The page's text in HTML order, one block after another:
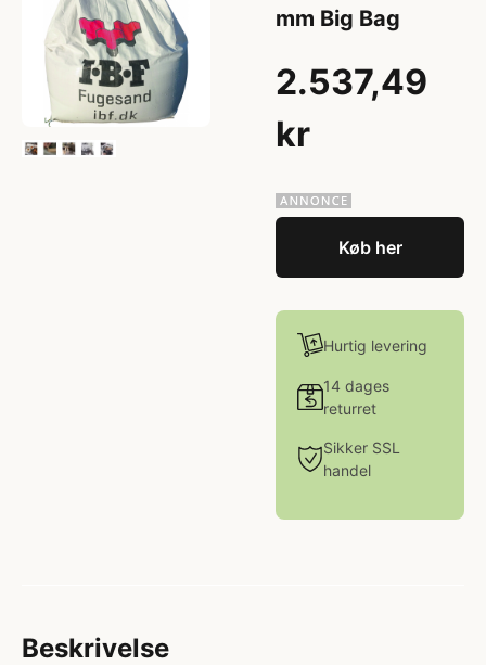
mm Big Bag
2.537,49
kr
Køb her
Hurtig levering
14 dages
returret
Sikker SSL
handel
Beskrivelse